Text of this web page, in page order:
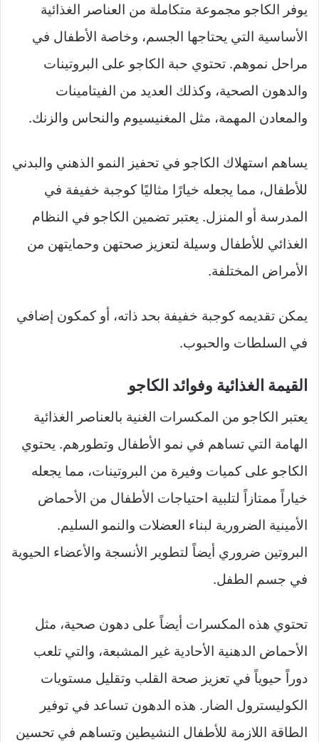
يوفر الكاجو مجموعة متكاملة من العناصر الغذائية
الأساسية التي يحتاجها الجسم، وخاصة الأطفال في
مراحل نموهم. تحتوي حبة الكاجو على البروتينات
والدهون الصحية، وكذلك العديد من الفيتامينات
والمعادن المهمة، مثل المغنيسيوم والنحاس والزنك.
يساهم استهلاك الكاجو في تحفيز النمو الذهني والبدني
للأطفال، مما يجعله خيارًا مثاليًا كوجبة خفيفة في
المدرسة أو المنزل. يعتبر تضمين الكاجو في النظام
الغذائي للأطفال وسيلة لتعزيز صحتهن وحمايتهن من
الأمراض المختلفة.
يمكن تقديمه كوجبة خفيفة بحد ذاته، أو كمكون إضافي
في السلطات والحبوب.
القيمة الغذائية وفوائد الكاجو
يعتبر الكاجو من المكسرات الغنية بالعناصر الغذائية
الهامة التي تساهم في نمو الأطفال وتطورهم. يحتوي
الكاجو على كميات وفيرة من البروتينات، مما يجعله
خياراً ممتازاً لتلبية احتياجات الأطفال من الأحماض
الأمينية الضرورية لبناء العضلات والنمو السليم.
البروتين ضروري أيضاً لتطوير الأنسجة والأعضاء الحيوية
في جسم الطفل.
تحتوي هذه المكسرات أيضاً على دهون صحية، مثل
الأحماض الدهنية الأحادية غير المشبعة، والتي تلعب
دوراً حيوياً في تعزيز صحة القلب وتقليل مستويات
الكوليسترول الضار. هذه الدهون تساعد في توفير
الطاقة اللازمة للأطفال النشيطين وتساهم في تحسين